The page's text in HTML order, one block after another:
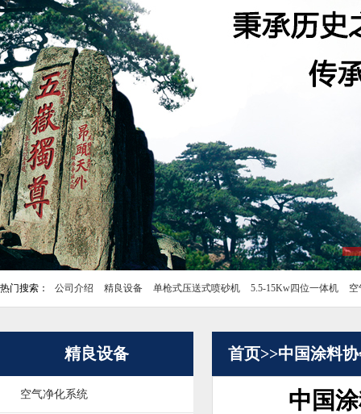
热门搜索： 公司介绍 精良设备 单枪式压送式喷砂机 5.5-15Kw四位一体机 空
精良设备
空气净化系统
首页>>中国涂料
中国